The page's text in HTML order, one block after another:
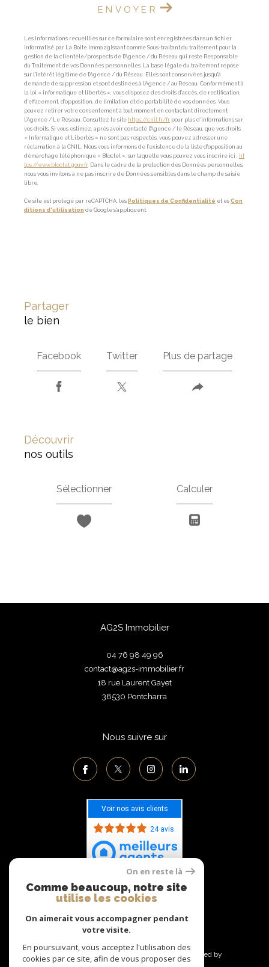
ENVOYER
Les informations recueillies sur ce formulaire sont enregistrées dans un fichier
informatisé par La Boite Immo agissant comme Sous-traitant du traitement pour la
gestion de la clientèle/prospects de l'Agence / du Réseau qui reste Responsable
du Traitement de vos Données personnelles. La base légale du traitement repose
sur l'intérêt légitime de l'Agence / du Réseau. Elles sont conservées jusqu'à
demande de suppression et sont destinées à l'Agence / au Réseau. Conformément à
la loi « informatique et libertés », vous disposez des droits d’accès, de rectification,
d’effacement, d’opposition, de limitation et de portabilité de vos données. Vous
pouvez retirer votre consentement à tout moment en contactant directement
l’Agence / Le Réseau. Consultez le site https://cnil.fr/fr pour plus d’informations sur
vos droits. Si vous estimez, après avoir contacté l'Agence / le Réseau, que vos droits
« Informatique et Libertés » ne sont pas respectés, vous pouvez adresser une
réclamation à la CNIL. Nous vous informons de l’existence de la liste d'opposition au
démarchage téléphonique « Bloctel », sur laquelle vous pouvez vous inscrire ici : ht
tps://www.bloctel.gouv.fr. Dans le cadre de la protection des Données personnelles,
nous vous invitons à ne pas inscrire de Données sensibles dans le champ de saisie
libre.
Ce site est protégé par reCAPTCHA, les Politiques de Confidentialité et es Con
ditions d'utilisation de Google s'appliquent.
partager
le bien
Facebook Twitter Plus de partage
découvrir
nos outils
Sélectionner Calculer
AG2S Immobilier
04 76 98 49 96
contact@ag2s-immobilier.fr
18 rue Laurent Gayet
38530
pontcharra
Nous suivre sur
Voir nos avis clients
24 avis
Adhérents
© 2026 | Tous droits réservés | Traduction powered by
Google |
On en reste là
Comme beaucoup, notre site
utilise les cookies
On aimerait vous accompagner pendant
votre visite.
En poursuivant, vous acceptez l'utilisation des
cookies par ce site, afin de vous proposer des